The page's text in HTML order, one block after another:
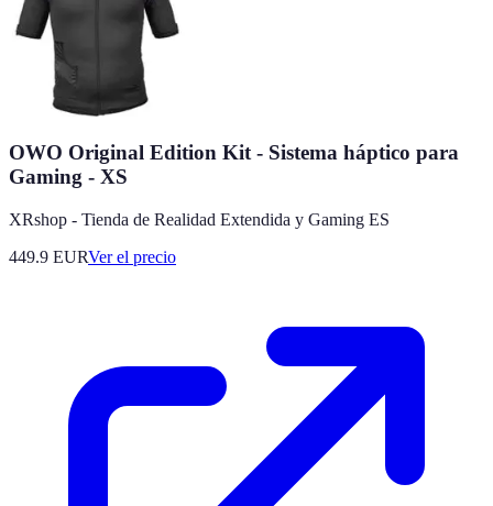
OWO Original Edition Kit - Sistema háptico para
Gaming - XS
XRshop - Tienda de Realidad Extendida y Gaming ES
449.9 EURVer el precio